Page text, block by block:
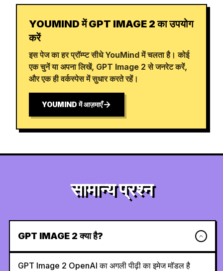
YOUMIND में GPT IMAGE 2 का उपयोग
करें
इस पेज का हर प्रॉम्प्ट सीधे YouMind में चलता है। कोई
एक चुनें या अपना लिखें, GPT Image 2 से जनरेट करें,
और एक ही वर्कस्पेस में सुधार करते रहें।
YOUMIND में आज़माएँ
सामान्य प्रश्न
GPT IMAGE 2 क्या है?
GPT Image 2 OpenAI का अगली पीढ़ी का इमेज मॉडल है